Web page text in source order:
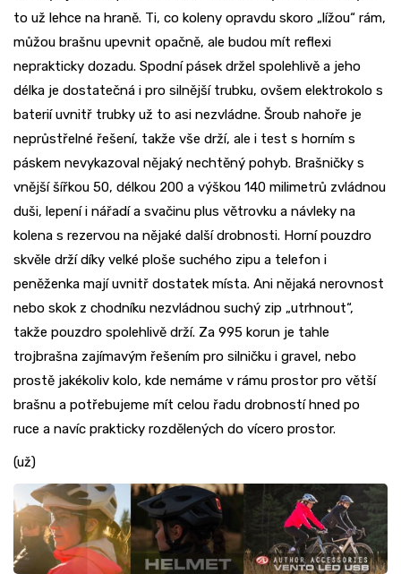
to už lehce na hraně. Ti, co koleny opravdu skoro „lížou“ rám,
můžou brašnu upevnit opačně, ale budou mít reflexi
neprakticky dozadu. Spodní pásek držel spolehlivě a jeho
délka je dostatečná i pro silnější trubku, ovšem elektrokolo s
baterií uvnitř trubky už to asi nezvládne. Šroub nahoře je
neprůstřelné řešení, takže vše drží, ale i test s horním s
páskem nevykazoval nějaký nechtěný pohyb. Brašničky s
vnější šířkou 50, délkou 200 a výškou 140 milimetrů zvládnou
duši, lepení i nářadí a svačinu plus větrovku a návleky na
kolena s rezervou na nějaké další drobnosti. Horní pouzdro
skvěle drží díky velké ploše suchého zipu a telefon i
peněženka mají uvnitř dostatek místa. Ani nějaká nerovnost
nebo skok z chodníku nezvládnou suchý zip „utrhnout“,
takže pouzdro spolehlivě drží. Za 995 korun je tahle
trojbrašna zajímavým řešením pro silničku i gravel, nebo
prostě jakékoliv kolo, kde nemáme v rámu prostor pro větší
brašnu a potřebujeme mít celou řadu drobností hned po
ruce a navíc prakticky rozdělených do vícero prostor.
(už)